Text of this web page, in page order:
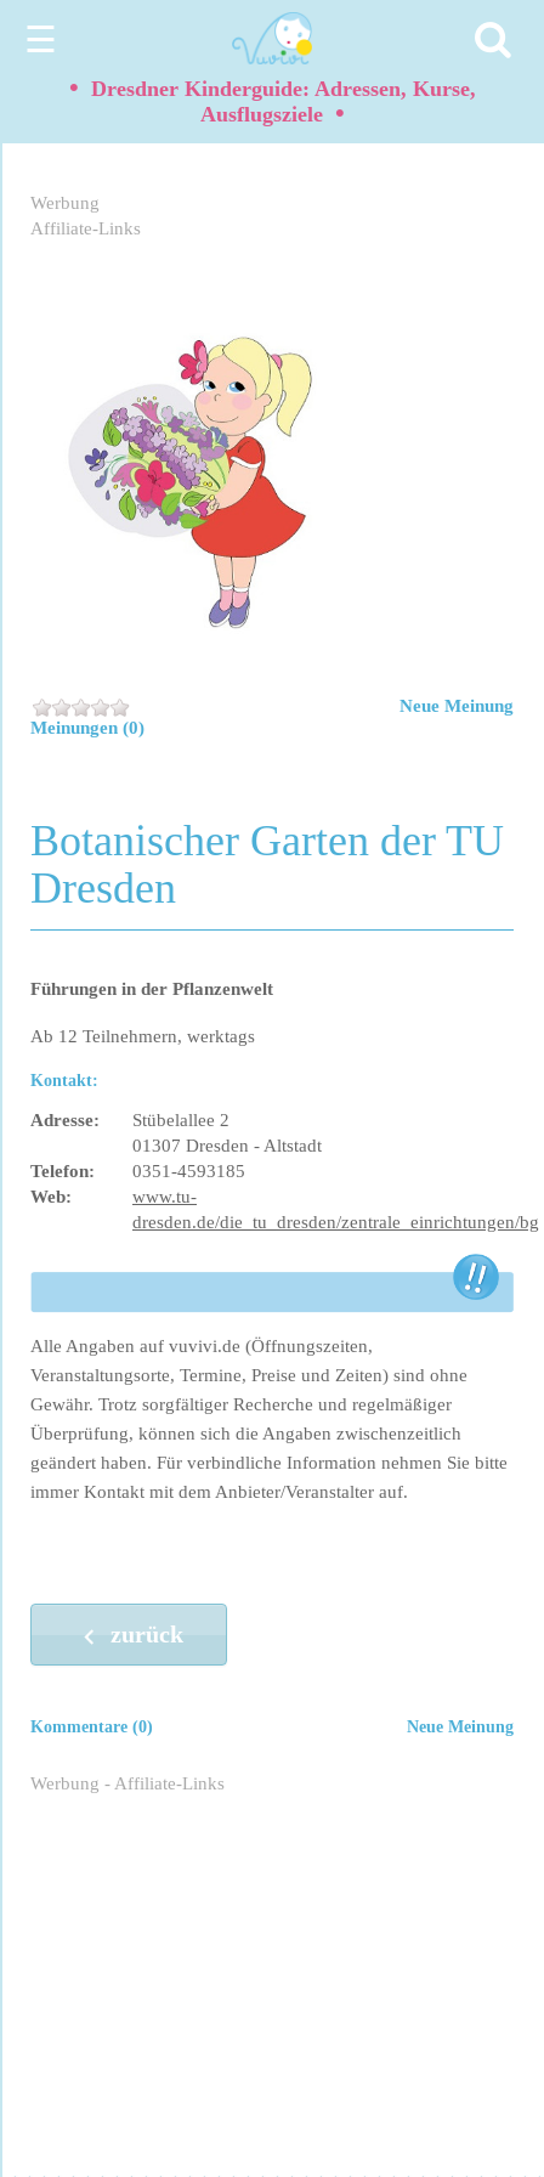
☰
• Dresdner Kinderguide: Adressen, Kurse,
Ausflugsziele •
Werbung
Affiliate-Links
Meinungen (0)
Neue Meinung
Botanischer Garten der TU
Dresden
Führungen in der Pflanzenwelt
Ab 12 Teilnehmern, werktags
Kontakt:
Adresse:
Stübelallee 2
01307 Dresden - Altstadt
Telefon:
0351-4593185
Web:
www.tu-
dresden.de/die_tu_dresden/zentrale_einrichtungen/bg
Alle Angaben auf vuvivi.de (Öffnungszeiten,
Veranstaltungsorte, Termine, Preise und Zeiten) sind ohne
Gewähr. Trotz sorgfältiger Recherche und regelmäßiger
Überprüfung, können sich die Angaben zwischenzeitlich
geändert haben. Für verbindliche Information nehmen Sie bitte
immer Kontakt mit dem Anbieter/Veranstalter auf.
zurück
Neue Meinung
Kommentare (0)
Werbung - Affiliate-Links